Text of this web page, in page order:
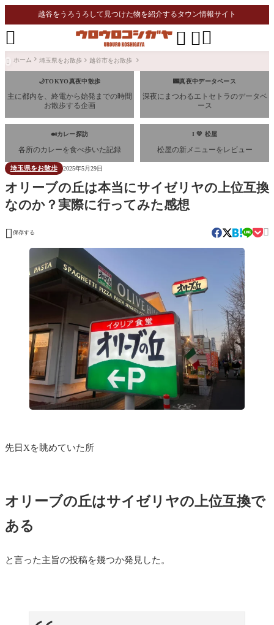
越谷をうろうろして見つけた物を紹介するタウン情報サイト
 

 ホーム 埼玉県をお散歩 越谷市をお散歩
🌙TOKYO真夜中散歩
主に都内を、終電から始発までの時間
お散歩する企画
🌃真夜中データベース
深夜にまつわるエトセトラのデータベ
ース
🍛カレー探訪
各所のカレーを食べ歩いた記録
I 💛 松屋
松屋の新メニューをレビュー
埼玉県をお散歩 2025年5月29日
オリーブの丘は本当にサイゼリヤの上位互換
なのか？実際に行ってみた感想
 保存する 
先日Xを眺めていた所
オリーブの丘はサイゼリヤの上位互換で
ある
と言った主旨の投稿を幾つか発見した。